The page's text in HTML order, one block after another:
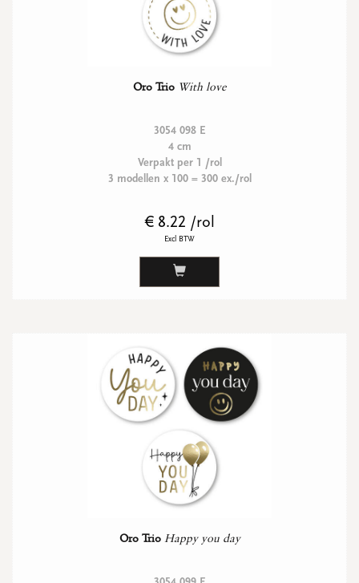
Oro Trio With love
3054 098 E
4 cm
Verpakt per 1 /rol
3 modellen x 100 = 300 ex./rol
€ 8.22 /rol
Excl BTW
Oro Trio Happy you day